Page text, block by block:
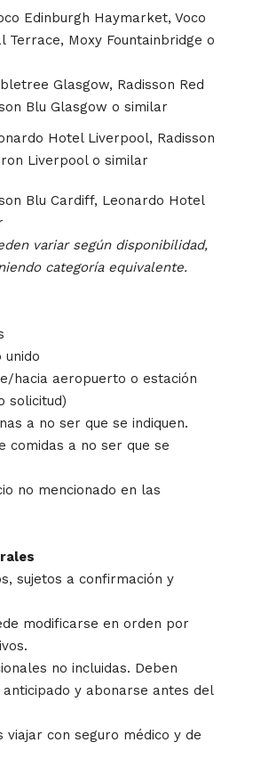
Edinburgh Haymarket, Voco
Terrace, Moxy Fountainbridge o
Glasgow, Radisson Red
Blu Glasgow o similar
Hotel Liverpool, Radisson
Liverpool o similar
Blu Cardiff, Leonardo Hotel
variar según disponibilidad,
categoría equivalente.
unido
hacia aeropuerto o estación
solicitud)
a no ser que se indiquen.
comidas a no ser que se
no mencionado en las
sujetos a confirmación y
modificarse en orden por
no incluidas. Deben
y abonarse antes del
viajar con seguro médico y de